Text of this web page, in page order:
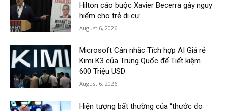
Hilton cáo buộc Xavier Becerra gây nguy
hiểm cho trẻ di cư
August 6, 2026
Microsoft Cân nhắc Tích hợp AI Giá rẻ
Kimi K3 của Trung Quốc để Tiết kiệm
600 Triệu USD
August 6, 2026
Hiện tượng bất thường của “thước đo